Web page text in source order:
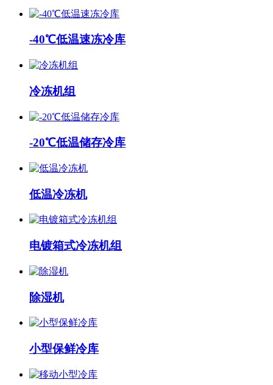
-40℃低温速冻冷库
冷冻机组
-20℃低温储存冷库
低温冷冻机
电镀箱式冷冻机组
除湿机
小型保鲜冷库